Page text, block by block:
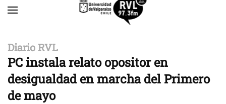
Diario RVL
PC instala relato opositor en
desigualdad en marcha del Primero
de mayo